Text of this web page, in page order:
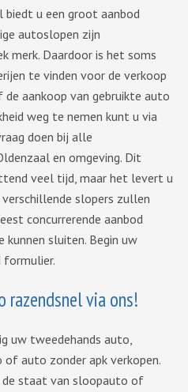
biedt u een groot aanbod
autoslopen zijn
merk. Daardoor is het soms
te vinden voor de verkoop
aankoop van gebruikte auto
weg te nemen kunt u via
doen bij alle
en omgeving. Dit
veel tijd, maar het levert u
slopers zullen
concurrerende aanbod
sluiten. Begin uw
formulier.
razendsnel via ons!
uw tweedehands auto,
auto zonder apk verkopen.
de staat van sloopauto of